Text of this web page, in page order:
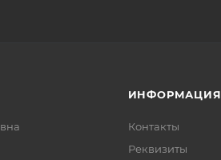
ИНФОРМАЦИЯ
Контакты
Реквизиты